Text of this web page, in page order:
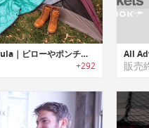
Puffy Kachula｜ピローやポンチョとしても利用可能な機能性/汎用性に優れたブランケット「パフィーカチュラ」
+292 販売